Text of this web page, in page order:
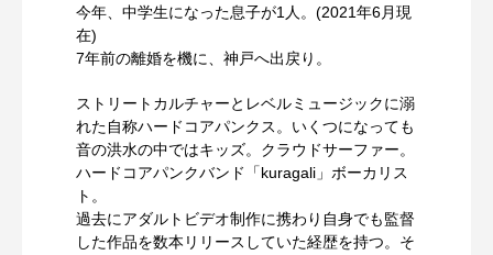
今年、中学生になった息子が1人。(2021年6月現
在)
7年前の離婚を機に、神戸へ出戻り。
ストリートカルチャーとレベルミュージックに溺
れた自称ハードコアパンクス。いくつになっても
音の洪水の中ではキッズ。クラウドサーファー。
ハードコアパンクバンド「kuragali」ボーカリス
ト。
過去にアダルトビデオ制作に携わり自身でも監督
した作品を数本リリースしていた経歴を持つ。そ